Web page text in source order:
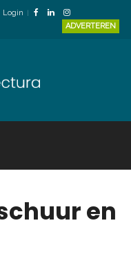
Login
ADVERTEREN
en